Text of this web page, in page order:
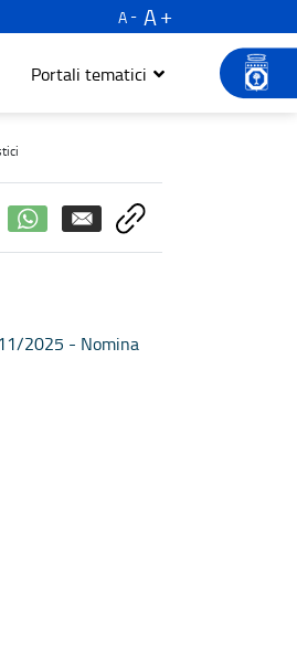
A
A
Portali tematici
immateriali di Enti Ecclesiastici -
2025 - Nomina